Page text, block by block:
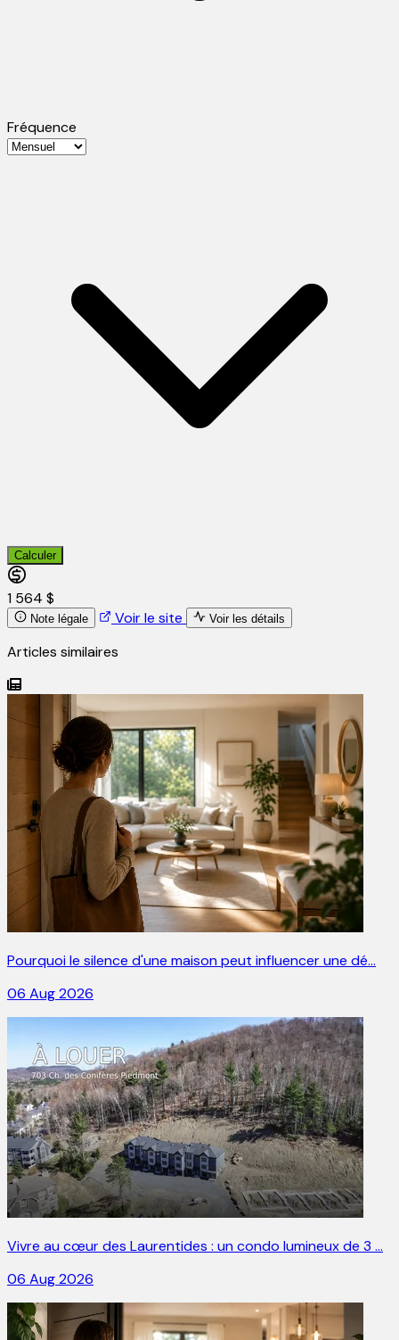
Fréquence
Calculer
1 564 $
Note légale Voir le site Voir les détails
Articles similaires
Pourquoi le silence d'une maison peut influencer une dé…
06 Aug 2026
Vivre au cœur des Laurentides : un condo lumineux de 3 …
06 Aug 2026